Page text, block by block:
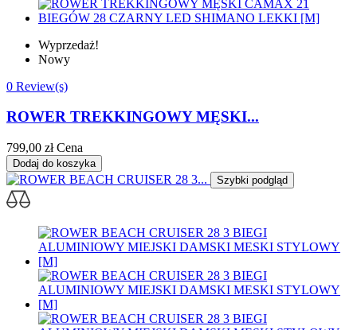
Wyprzedaż!
Nowy
0 Review(s)
ROWER TREKKINGOWY MĘSKI...
799,00 zł Cena
Dodaj do koszyka
Szybki podgląd